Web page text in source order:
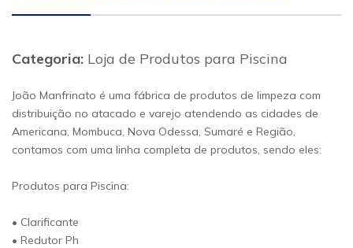
Categoria: Loja de Produtos para Piscina
João Manfrinato é uma fábrica de produtos de limpeza com
distribuição no atacado e varejo atendendo as cidades de
Americana, Mombuca, Nova Odessa, Sumaré e Região,
contamos com uma linha completa de produtos, sendo eles:
Produtos para Piscina:
• Clarificante
• Redutor Ph